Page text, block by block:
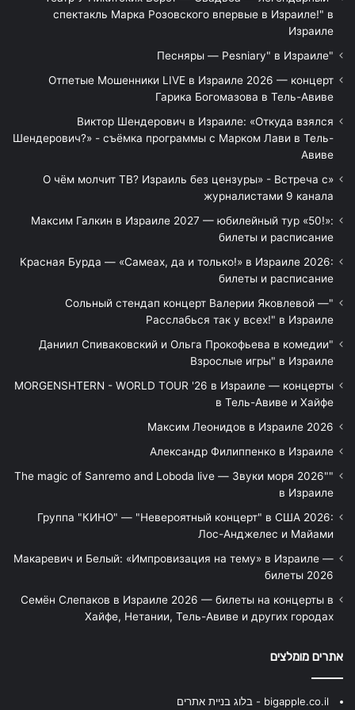
спектакль Марка Розовского впервые в Израиле!" в
Израиле
"Песняры — Pesniary" в Израиле
Отпетые Мошенники LIVE в Израиле 2026 — концерт
Гарика Богомазова в Тель-Авиве
Виктор Шендерович в Израиле: «Откуда взялся
Шендерович?» - съёмка программы с Марком Лави в Тель-
Авиве
«О чём молчит ТВ? Израиль без цензуры» - Встреча с
журналистами 9 канала
Максим Галкин в Израиле 2027 — юбилейный тур «50!»:
билеты и расписание
Красная Бурда — «Самеах, да и только!» в Израиле 2026:
билеты и расписание
"Сольный стендап концерт Валерии Яковлевой —
Расслабься так у всех!" в Израиле
"Даниил Спиваковский и Ольга Прокофьева в комедии
Взрослые игры" в Израиле
MORGENSHTERN - WORLD TOUR '26 в Израиле — концерты
в Тель-Авиве и Хайфе
Максим Леонидов в Израиле 2026
Александр Филиппенко в Израиле
"The magic of Sanremo and Loboda live — Звуки моря 2026"
в Израиле
Группа "КИНО" — "Невероятный концерт" в США 2026:
Лос-Анджелес и Майами
Макаревич и Белый: «Импровизация на тему» в Израиле —
билеты 2026
Семён Слепаков в Израиле 2026 — билеты на концерты в
Хайфе, Нетании, Тель-Авиве и других городах
אתרים מומלצים
bigapple.co.il - בלוג בניית אתרים